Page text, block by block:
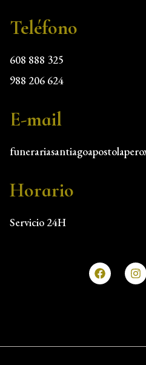
Teléfono
608 888 325
988 206 624
E-mail
Horario
Servicio 24H